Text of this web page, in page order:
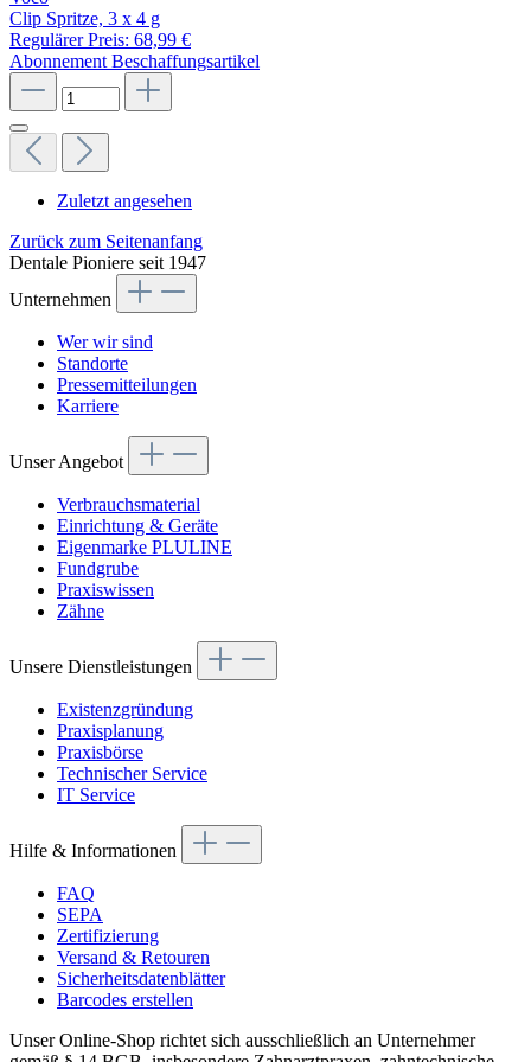
Clip Spritze, 3 x 4 g
Regulärer Preis: 68,99 €
Abonnement Beschaffungsartikel
Zuletzt angesehen
Zurück zum Seitenanfang
Dentale Pioniere seit 1947
Unternehmen
Wer wir sind
Standorte
Pressemitteilungen
Karriere
Unser Angebot
Verbrauchsmaterial
Einrichtung & Geräte
Eigenmarke PLULINE
Fundgrube
Praxiswissen
Zähne
Unsere Dienstleistungen
Existenzgründung
Praxisplanung
Praxisbörse
Technischer Service
IT Service
Hilfe & Informationen
FAQ
SEPA
Zertifizierung
Versand & Retouren
Sicherheitsdatenblätter
Barcodes erstellen
Unser Online-Shop richtet sich ausschließlich an Unternehmer